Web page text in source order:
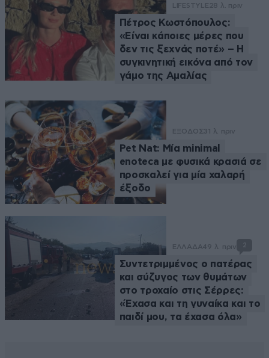
LIFESTYLE 28 λ. πριν
Πέτρος Κωστόπουλος:
«Είναι κάποιες μέρες που
δεν τις ξεχνάς ποτέ» – Η
συγκινητική εικόνα από τον
γάμο της Αμαλίας
ΕΞΟΔΟΣ31 λ. πριν
Pet Nat: Μία minimal
enoteca με φυσικά κρασιά σε
προσκαλεί για μία χαλαρή
έξοδο
ΕΛΛΑΔΑ49 λ. πριν 2
Συντετριμμένος ο πατέρας
και σύζυγος των θυμάτων
στο τροχαίο στις Σέρρες:
«Έχασα και τη γυναίκα και το
παιδί μου, τα έχασα όλα»